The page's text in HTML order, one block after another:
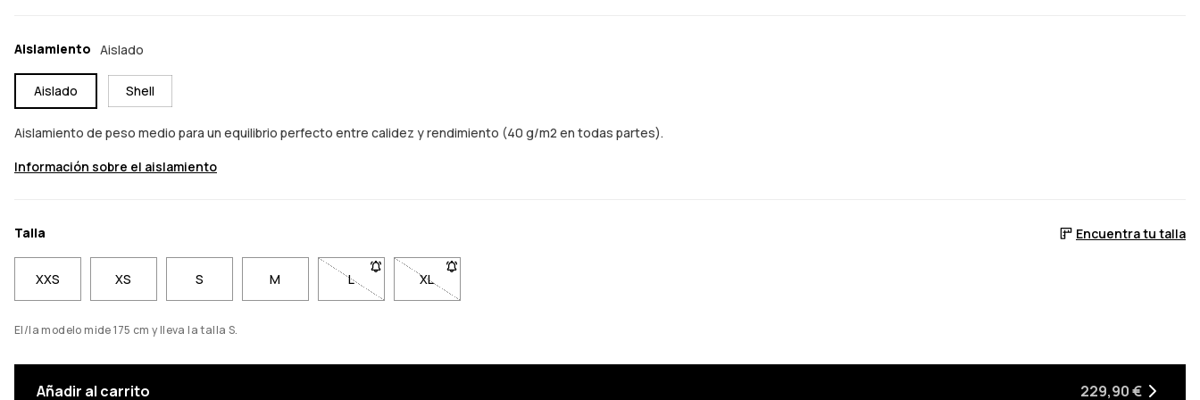
Aislamiento Aislado
Aislado Shell
Aislamiento de peso medio para un equilibrio perfecto entre calidez y rendimiento (40 g/m2 en todas partes).
Información sobre el aislamiento
Talla Encuentra tu talla
XXS XS S M L- Talla L no disponible. Haz clic para ser notificado cuando vuelva a estar en stock
XL- Talla XL no disponible. Haz clic para ser notificado cuando vuelva a estar en stock
El/la modelo mide 175 cm y lleva la talla S.
Añadir al carrito 229,90 €